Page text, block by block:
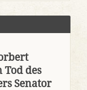
Tod des
Senator